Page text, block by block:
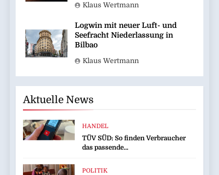
Klaus Wertmann
Logwin mit neuer Luft- und
Seefracht Niederlassung in
Bilbao
Klaus Wertmann
Aktuelle News
HANDEL
TÜV SÜD: So finden Verbraucher
das passende
POLITIK